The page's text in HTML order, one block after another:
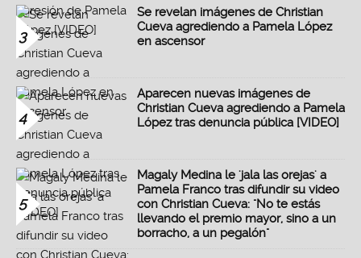
3
Se revelan imágenes de Christian
Cueva agrediendo a Pamela López
en ascensor
4
Aparecen nuevas imágenes de
Christian Cueva agrediendo a Pamela
López tras denuncia pública [VIDEO]
5
Magaly Medina le 'jala las orejas' a
Pamela Franco tras difundir su video
con Christian Cueva: "No te estás
llevando el premio mayor, sino a un
borracho, a un pegalón"